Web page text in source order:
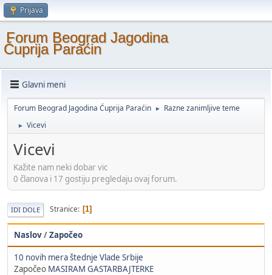
Prijava
Forum Beograd Jagodina
Ćuprija Paraćin
Glavni meni
Forum Beograd Jagodina Ćuprija Paraćin ► Razne zanimljive teme
► Vicevi
Vicevi
Kažite nam neki dobar vic
0 članova i 17 gostiju pregledaju ovaj forum.
IDI DOLE Stranice 1
Naslov/Započeo
10 novih mera štednje Vlade Srbije
Započeo MASIRAM GASTARBAJTERKE